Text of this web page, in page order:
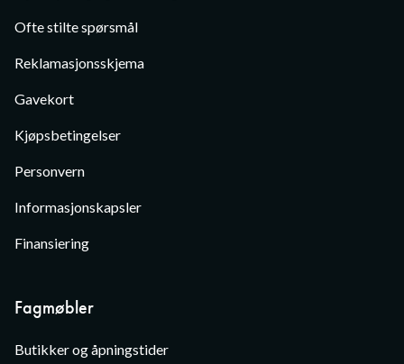
Ofte stilte spørsmål
Reklamasjonsskjema
Gavekort
Kjøpsbetingelser
Personvern
Informasjonskapsler
Finansiering
Fagmøbler
Butikker og åpningstider